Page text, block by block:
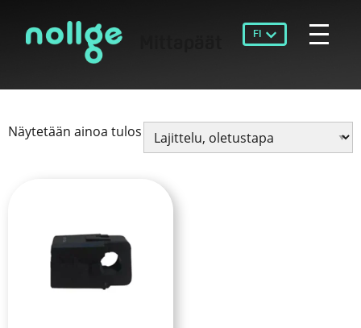
FI
Näytetään ainoa tulos